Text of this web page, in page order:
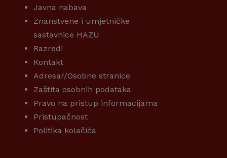
Javna nabava
Znanstvene i umjetničke
sastavnice HAZU
Razredi
Kontakt
Adresar/Osobne stranice
Zaštita osobnih podataka
Pravo na pristup informacijama
Pristupačnost
Politika kolačića